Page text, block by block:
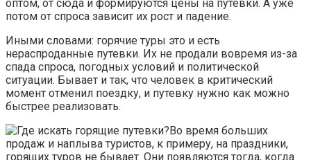
оптом, от сюда и формируются цены на путевки. А уже
потом от спроса зависит их рост и падение.
Иными словами: горячие туры это и есть
нераспроданные путевки. Их не продали вовремя из-за
спада спроса, погодных условий и политической
ситуации. Бывает и так, что человек в критический
момент отменил поездку, и путевку нужно как можно
быстрее реализовать.
Во время больших
продаж и наплыва туристов, к примеру, на праздники,
горящих туров не бывает. Они появляются тогда, когда